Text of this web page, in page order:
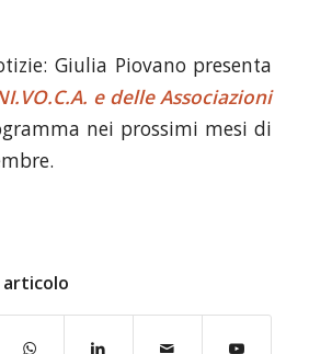
Giulia Piovano presenta
e delle Associazioni
nei prossimi mesi di
articolo